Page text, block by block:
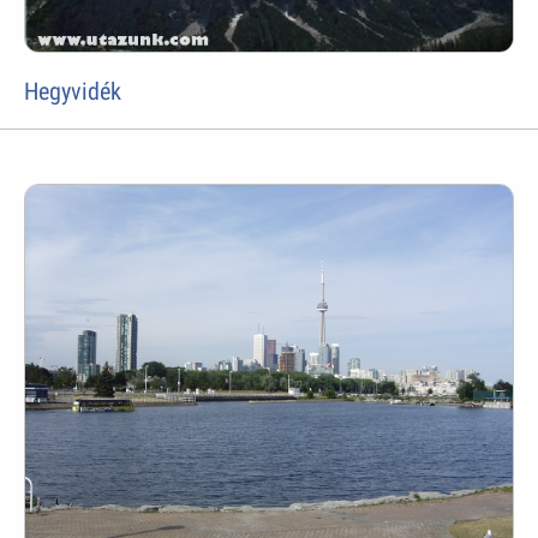
Hegyvidék